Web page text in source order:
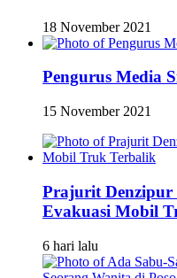
18 November 2021
Pengurus Media
15 November 2021
Prajurit Denzipur
Evakuasi Mobil
6 hari lalu